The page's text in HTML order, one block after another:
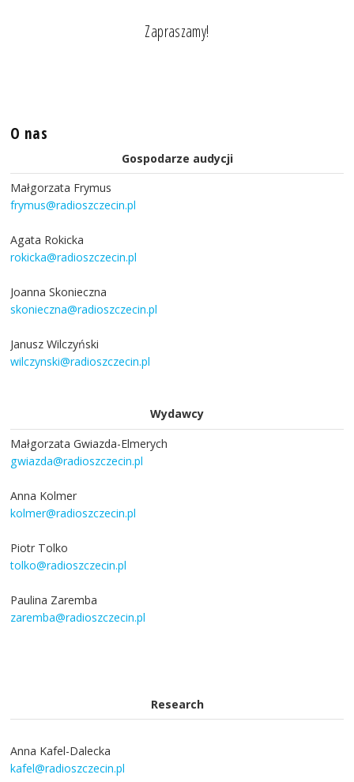
Zapraszamy!
O nas
Gospodarze audycji
Małgorzata Frymus
frymus@radioszczecin.pl
Agata Rokicka
rokicka@radioszczecin.pl
Joanna Skonieczna
skonieczna@radioszczecin.pl
Janusz Wilczyński
wilczynski@radioszczecin.pl
Wydawcy
Małgorzata Gwiazda-Elmerych
gwiazda@radioszczecin.pl
Anna Kolmer
kolmer@radioszczecin.pl
Piotr Tolko
tolko@radioszczecin.pl
Paulina Zaremba
zaremba@radioszczecin.pl
Research
Anna Kafel-Dalecka
kafel@radioszczecin.pl